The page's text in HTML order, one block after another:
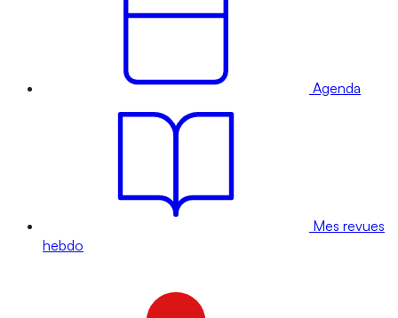
Agenda
Mes revues
hebdo